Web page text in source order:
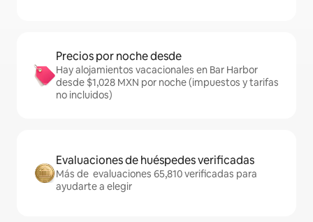
Precios por noche desde
Hay alojamientos vacacionales en Bar Harbor
desde $1,028 MXN por noche (impuestos y tarifas
no incluidos)
Evaluaciones de huéspedes verificadas
Más de evaluaciones 65,810 verificadas para
ayudarte a elegir